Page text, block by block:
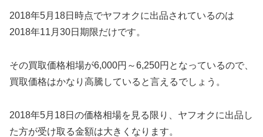
2018年5月18日時点でヤフオクに出品されているのは
2018年11月30日期限だけです。
その買取価格相場が6,000円～6,250円となっているので、
買取価格はかなり高騰していると言えるでしょう。
2018年5月18日の価格相場を見る限り、ヤフオクに出品し
た方が受け取る金額は大きくなります。